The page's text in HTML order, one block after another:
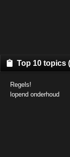
Top 10 topics
Regels!
lopend onderhoud